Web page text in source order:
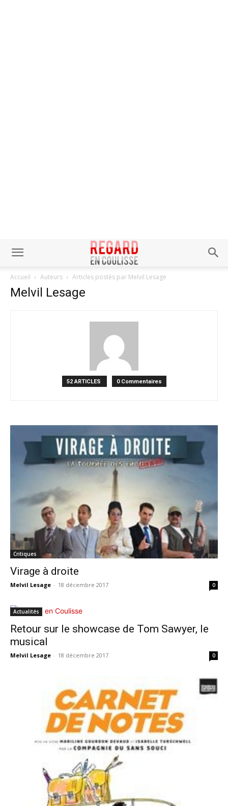
Accueil Auteurs Articles postés par Melvil Lesage
Melvil Lesage
52 ARTICLES 0 Commentaires
Critiques
Virage à droite
Melvil Lesage - 18 décembre 2017 0
Actualités
Retour sur le showcase de Tom Sawyer, le
musical
Melvil Lesage - 18 décembre 2017 0